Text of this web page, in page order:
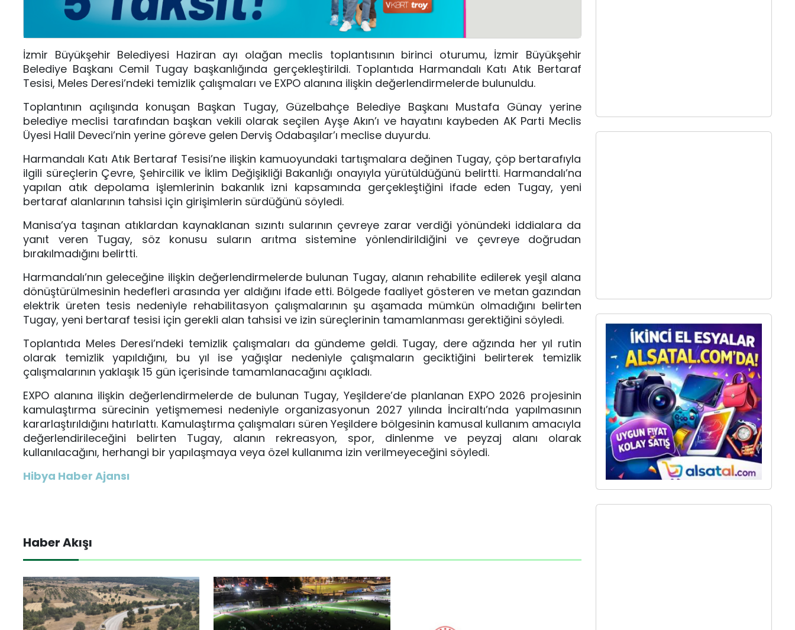
İzmir Büyükşehir Belediyesi Haziran ayı olağan meclis toplantısının birinci oturumu, İzmir Büyükşehir
Belediye Başkanı Cemil Tugay başkanlığında gerçekleştirildi. Toplantıda Harmandalı Katı Atık Bertaraf
Tesisi, Meles Deresi’ndeki temizlik çalışmaları ve EXPO alanına ilişkin değerlendirmelerde bulunuldu.
Toplantının açılışında konuşan Başkan Tugay, Güzelbahçe Belediye Başkanı Mustafa Günayyerine
belediye meclisi tarafından başkan vekili olarak seçilen Ayşe Akın’ı ve hayatını kaybeden AK Parti Meclis
Üyesi Halil Deveci’nin yerine göreve gelen Derviş Odabaşılar’ı meclise duyurdu.
Harmandalı Katı Atık Bertaraf Tesisi’ne ilişkin kamuoyundaki tartışmalara değinen Tugay, çöp bertarafıyla
ilgili süreçlerin Çevre, Şehircilik ve İklim Değişikliği Bakanlığı onayıyla yürütüldüğünü belirtti. Harmandalı’na
yapılan atık depolama işlemlerinin bakanlık izni kapsamında gerçekleştiğini ifade eden Tugay, yeni
bertaraf alanlarının tahsisi için girişimlerin sürdüğünü söyledi.
Manisa’ya taşınan atıklardan kaynaklanan sızıntı sularının çevreye zarar verdiği yönündeki iddialara da
yanıt veren Tugay, söz konusu suların arıtma sistemine yönlendirildiğini ve çevreye doğrudan
bırakılmadığını belirtti.
Harmandalı’nın geleceğine ilişkin değerlendirmelerde bulunan Tugay, alanın rehabilite edilerek yeşil alana
dönüştürülmesinin hedefleri arasında yer aldığını ifade etti. Bölgede faaliyet gösteren ve metan gazından
elektrik üreten tesis nedeniyle rehabilitasyon çalışmalarının şu aşamada mümkün olmadığını belirten
Tugay, yeni bertaraf tesisi için gerekli alan tahsisi ve izin süreçlerinin tamamlanması gerektiğini söyledi.
Toplantıda Meles Deresi’ndeki temizlik çalışmaları da gündeme geldi. Tugay, dere ağzında her yıl rutin
olarak temizlik yapıldığını, bu yıl ise yağışlar nedeniyle çalışmaların geciktiğini belirterek temizlik
çalışmalarının yaklaşık 15 gün içerisinde tamamlanacağını açıkladı.
EXPO alanına ilişkin değerlendirmelerde de bulunan Tugay, Yeşildere’de planlanan EXPO 2026 projesinin
kamulaştırma sürecinin yetişmemesi nedeniyle organizasyonun 2027 yılında İnciraltı’nda yapılmasının
kararlaştırıldığını hatırlattı. Kamulaştırma çalışmaları süren Yeşildere bölgesinin kamusal kullanım amacıyla
değerlendirileceğini belirten Tugay, alanın rekreasyon, spor, dinlenme ve peyzaj alanı olarak
kullanılacağını, herhangi bir yapılaşmaya veya özel kullanıma izin verilmeyeceğini söyledi.
Hibya Haber Ajansı
Haber Akışı